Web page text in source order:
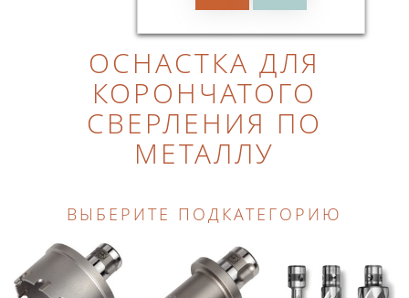
ОСНАСТКА ДЛЯ
КОРОНЧАТОГО
СВЕРЛЕНИЯ ПО
МЕТАЛЛУ
ВЫБЕРИТЕ ПОДКАТЕГОРИЮ